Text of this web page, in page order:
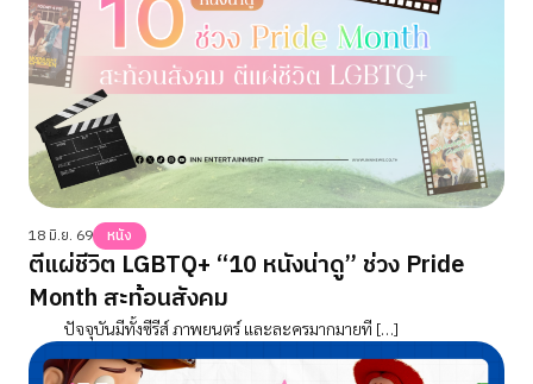
18 มิ.ย. 69 หนัง
ตีแผ่ชีวิต LGBTQ+ “10 หนังน่าดู” ช่วง Pride
Month สะท้อนสังคม
ปัจจุบันมีทั้งซีรีส์ ภาพยนตร์ และละครมากมายที […]